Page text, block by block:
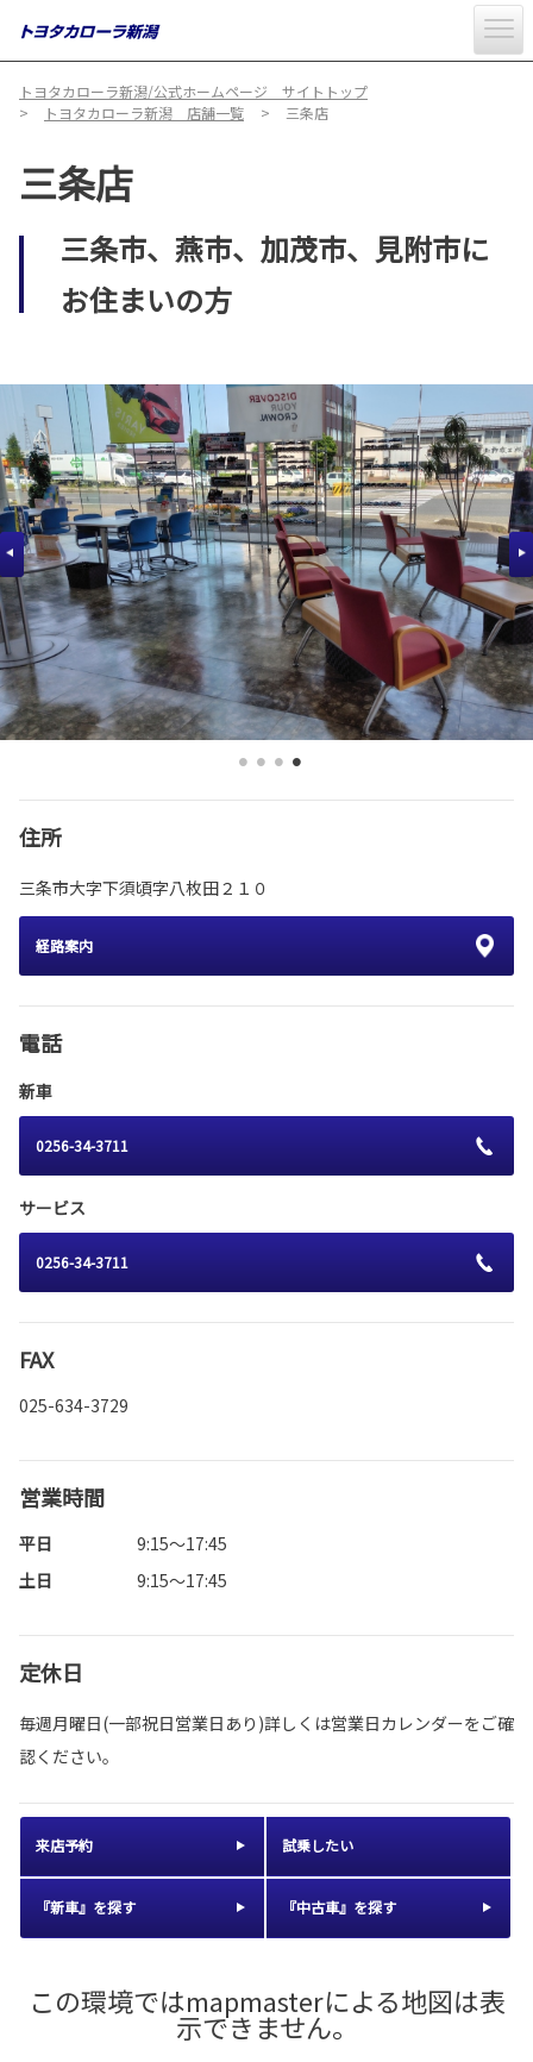
トヨタカローラ新潟/公式ホームページ サイトトップ
トヨタカローラ新潟 店舗一覧
三条店
三条店
三条市、燕市、加茂市、見附市に
お住まいの方
住所
三条市大字下須頃字八枚田２１０
経路案内
電話
新車
0256-34-3711
サービス
0256-34-3711
FAX
025-634-3729
営業時間
平日
9:15～17:45
土日
9:15～17:45
定休日
毎週月曜日(一部祝日営業日あり)詳しくは営業日カレンダーをご確
認ください。
来店予約 試乗したい
『新車』を探す 『中古車』を探す
この環境ではmapmasterによる地図は表
示できません。